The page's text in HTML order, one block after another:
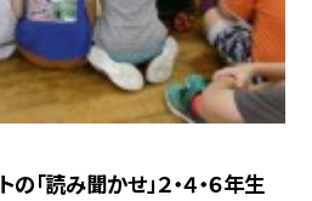
の「読み聞かせ」２・４・６年生